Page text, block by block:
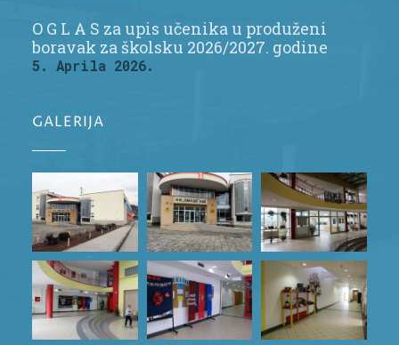
O G L A S za upis učenika u produženi
boravak za školsku 2026/2027. godine
5. Aprila 2026.
GALERIJA